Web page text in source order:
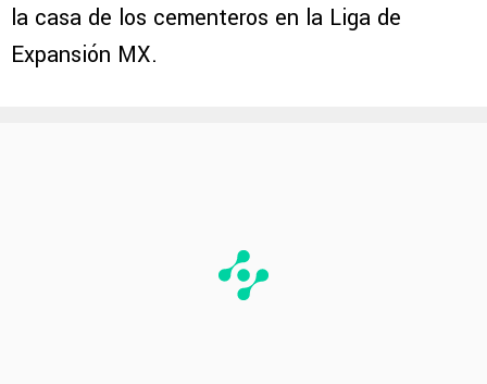
la casa de los cementeros en la Liga de
Expansión MX.